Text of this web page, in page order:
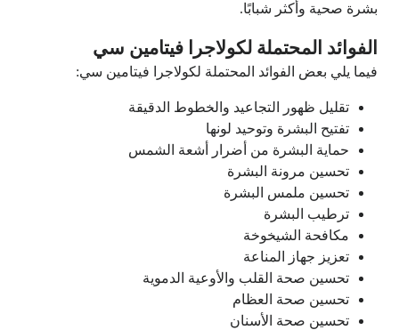
بشرة صحية وأكثر شبابًا.
الفوائد المحتملة لكولاجرا فيتامين سي
فيما يلي بعض الفوائد المحتملة لكولاجرا فيتامين سي:
تقليل ظهور التجاعيد والخطوط الدقيقة
تفتيح البشرة وتوحيد لونها
حماية البشرة من أضرار أشعة الشمس
تحسين مرونة البشرة
تحسين ملمس البشرة
ترطيب البشرة
مكافحة الشيخوخة
تعزيز جهاز المناعة
تحسين صحة القلب والأوعية الدموية
تحسين صحة العظام
تحسين صحة الأسنان